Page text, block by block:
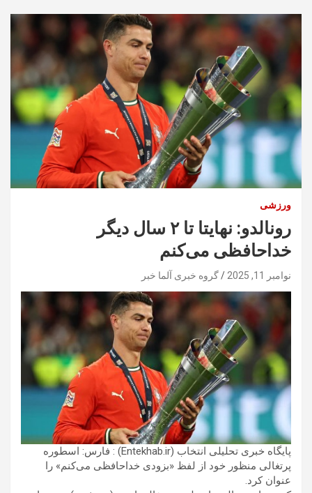
ورزشی
رونالدو: نهایتا تا ۲ سال دیگر
خداحافظی می‌کنم
نوامبر 11, 2025 گروه خبری آلما خبر
پایگاه خبری تحلیلی انتخاب (Entekhab.ir) : فارس: اسطوره
پرتغالی منظور خود از لفظ «بزودی خداحافظی می‌کنم» را
عنوان کرد.